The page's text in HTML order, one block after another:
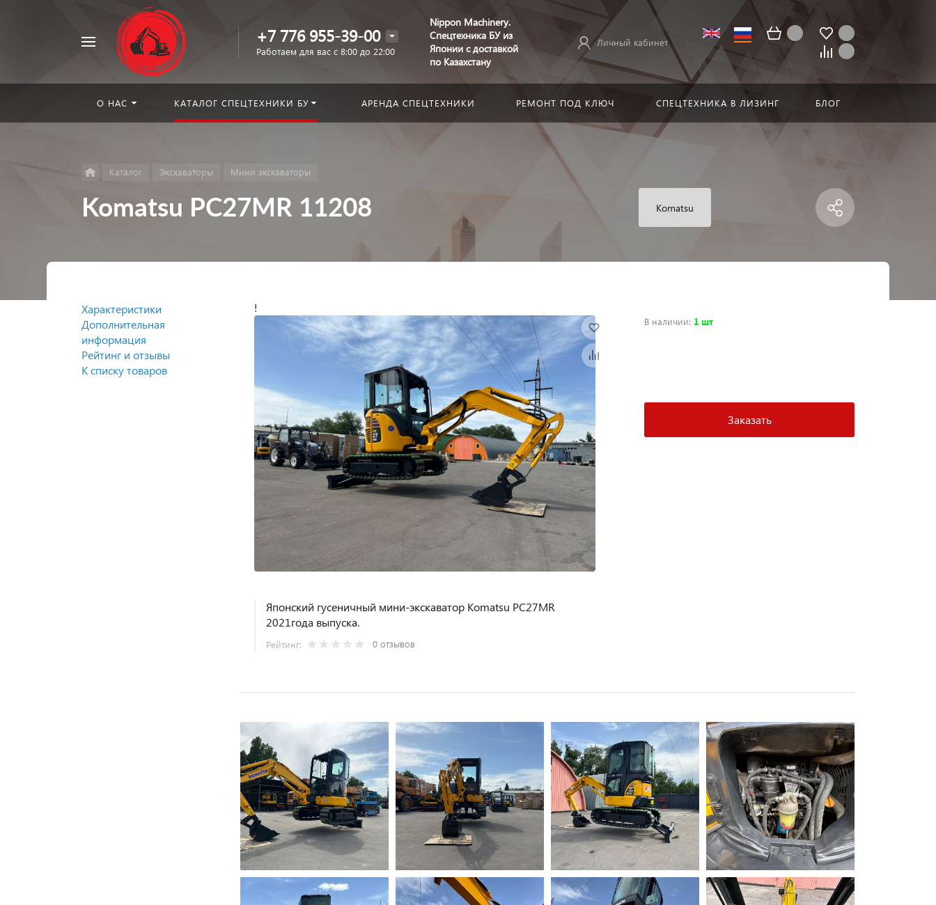
+7 776 955-39-00
Работаем для вас с 8:00 до 22:00
Nippon Machinery.
Спецтехника БУ из
Японии с доставкой
по Казахстану
Личный кабинет
О НАС КАТАЛОГ СПЕЦТЕХНИКИ БУ АРЕНДА СПЕЦТЕХНИКИ РЕМОНТ ПОД КЛЮЧ СПЕЦТЕХНИКА В ЛИЗИНГ БЛОГ
Каталог Экскаваторы Мини экскаваторы
Komatsu PC27MR 11208 Komatsu
Характеристики
Дополнительная
информация
Рейтинг и отзывы
К списку товаров
!
Японский гусеничный мини-экскаватор Komatsu PC27MR
2021года выпуска.
Рейтинг: 0 отзывов
В наличии: 1 шт
Заказать